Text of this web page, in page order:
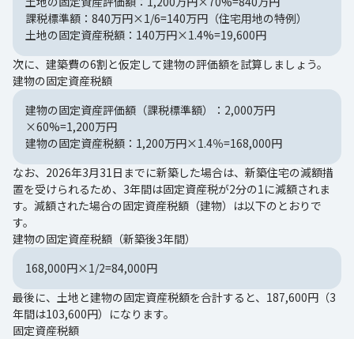
課税標準額：840万円×1/6=140万円（住宅用地の特例）
土地の固定資産税額：140万円×1.4%=19,600円
次に、建築費の6割と仮定して建物の評価額を試算しましょう。
建物の固定資産税額
建物の固定資産評価額（課税標準額）：2,000万円
×60%=1,200万円
建物の固定資産税額：1,200万円×1.4％=168,000円
なお、2026年3月31日までに新築した場合は、新築住宅の減額措
置を受けられるため、3年間は固定資産税が2分の1に減額されま
す。減額された場合の固定資産税額（建物）は以下のとおりで
す。
建物の固定資産税額（新築後3年間）
168,000円×1/2=84,000円
最後に、土地と建物の固定資産税額を合計すると、187,600円（3
年間は103,600円）になります。
固定資産税額